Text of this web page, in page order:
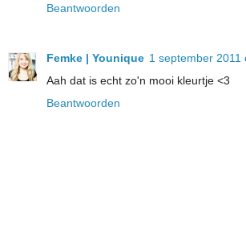
Beantwoorden
Femke | Younique 1 september 2011
Aah dat is echt zo'n mooi kleurtje <3
Beantwoorden